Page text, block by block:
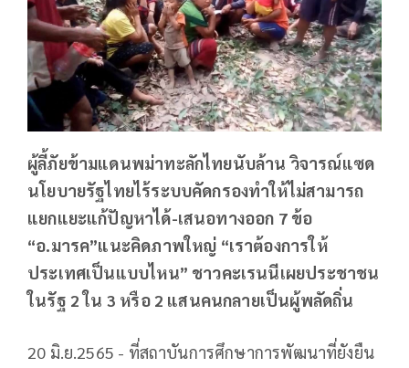
ผู้ลี้ภัยข้ามแดนพม่าทะลักไทยนับล้าน วิจารณ์แซด
นโยบายรัฐไทยไร้ระบบคัดกรองทำให้ไม่สามารถ
แยกแยะแก้ปัญหาได้-เสนอทางออก 7 ข้อ
“อ.มารค”แนะคิดภาพใหญ่ “เราต้องการให้
ประเทศเป็นแบบไหน” ชาวคะเรนนีเผยประชาชน
ในรัฐ 2 ใน 3 หรือ 2 แสนคนกลายเป็นผู้พลัดถิ่น
20 มิ.ย.2565 - ที่สถาบันการศึกษาการพัฒนาที่ยังยืน